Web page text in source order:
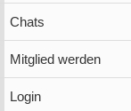
Chats
Mitglied werden
Login